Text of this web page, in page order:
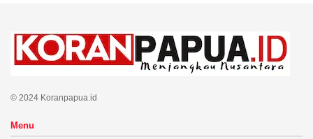
© 2024 Koranpapua.id
Menu